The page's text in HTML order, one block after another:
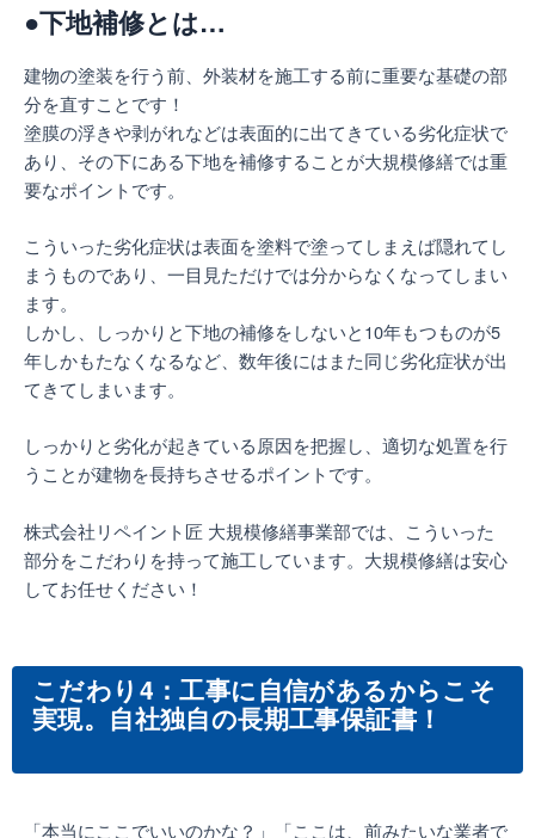
●下地補修とは…
建物の塗装を行う前、外装材を施工する前に重要な基礎の部
分を直すことです！
塗膜の浮きや剥がれなどは表面的に出てきている劣化症状で
あり、その下にある下地を補修することが大規模修繕では重
要なポイントです。
こういった劣化症状は表面を塗料で塗ってしまえば隠れてし
まうものであり、一目見ただけでは分からなくなってしまい
ます。
しかし、しっかりと下地の補修をしないと10年もつものが5
年しかもたなくなるなど、数年後にはまた同じ劣化症状が出
てきてしまいます。
しっかりと劣化が起きている原因を把握し、適切な処置を行
うことが建物を長持ちさせるポイントです。
株式会社リペイント匠 大規模修繕事業部では、こういった
部分をこだわりを持って施工しています。大規模修繕は安心
してお任せください！
こだわり4：工事に自信があるからこそ
実現。自社独自の長期工事保証書！
「本当にここでいいのかな？」「ここは、前みたいな業者で